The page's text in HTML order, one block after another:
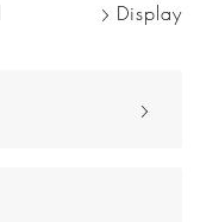
Display